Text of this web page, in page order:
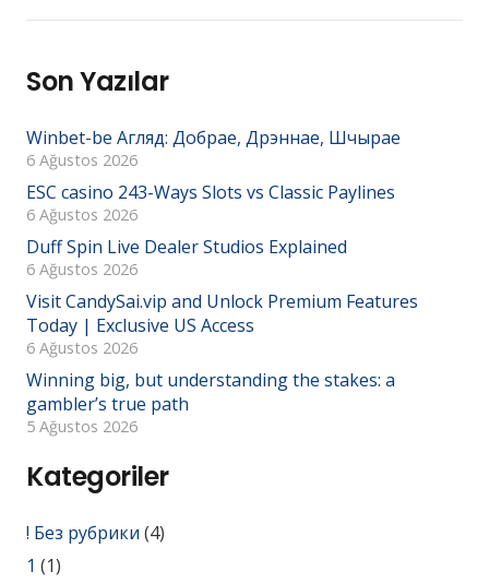
Son Yazılar
Winbet-be Агляд: Добрае, Дрэннае, Шчырае
6 Ağustos 2026
ESC casino 243-Ways Slots vs Classic Paylines
6 Ağustos 2026
Duff Spin Live Dealer Studios Explained
6 Ağustos 2026
Visit CandySai.vip and Unlock Premium Features
Today | Exclusive US Access
6 Ağustos 2026
Winning big, but understanding the stakes: a
gambler’s true path
5 Ağustos 2026
Kategoriler
! Без рубрики (4)
1 (1)